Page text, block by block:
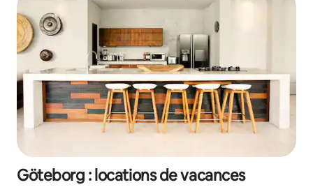
Göteborg : locations de vacances